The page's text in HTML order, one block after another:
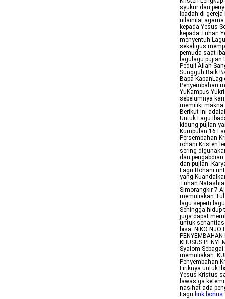
syukur dan
ibadah di
nilainilai agama
kepada Yesus
kepada Tuhan
menyentuh
sekaligus
pemuda saat
lagulagu
Peduli Allah
Sungguh Baik
Bapa
Penyembahan
YuKampus
sebelumnya
memiliki makna
Berikut ini
Untuk Lagu
kidung pujian
Kumpulan 16
Persembahan
rohani Kristen
sering
dan
dan pujian
Lagu Rohani
yang
Tuhan
Simorangkir 7
memuliakan
lagu seperti
Sehingga hidup
juga dapat
untuk
bisa NIKO
KHUSUS
Syalom
memuliakan
Penyembahan
Liriknya untuk
Yesus Kristus
lawas ga
nasihat ada
Lagu link